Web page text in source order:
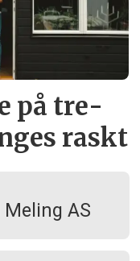
på tre­
raskt
AS